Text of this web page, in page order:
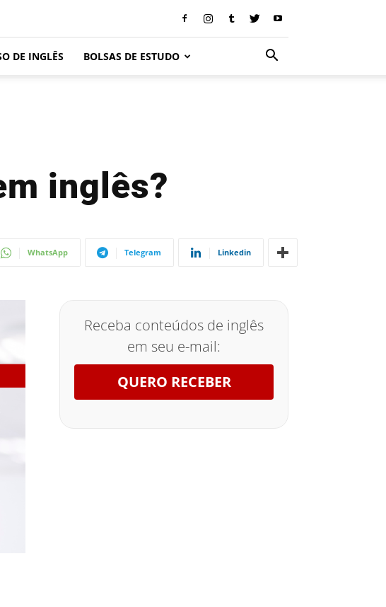
DE INGLÊS BOLSAS DE ESTUDO
inglês?
WhatsApp Telegram Linkedin
Receba conteúdos de inglês
em seu e-mail:
QUERO RECEBER